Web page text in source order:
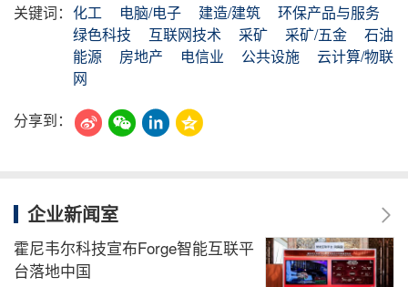
关键词： 化工 电脑/电子 建造/建筑
环保产品与服务
绿色科技
互联网技术 采矿 采矿/五金
石油
能源
房地产 电信业 公共设施
云计算/物联
网
分享到：
企业新闻室
霍尼韦尔科技宣布Forge智能互联平
台落地中国